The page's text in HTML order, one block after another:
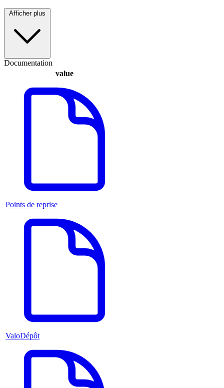
Afficher plus
Documentation
value
Points de reprise
ValoDépôt